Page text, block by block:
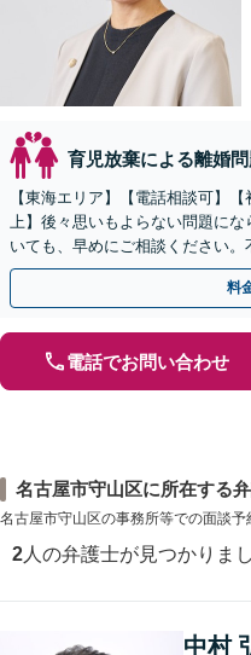
育児放棄による離婚問
【東海エリア】【電話相談可】
上】後々思いもよらない問題に
いても、早めにご相談ください
V、モラハラなど【出張相談可】
料
電話でお問い合わせ
名古屋市守山区に所在する
名古屋市守山区の事務所等での面談予
2 人の弁護士が見つかりま
中村